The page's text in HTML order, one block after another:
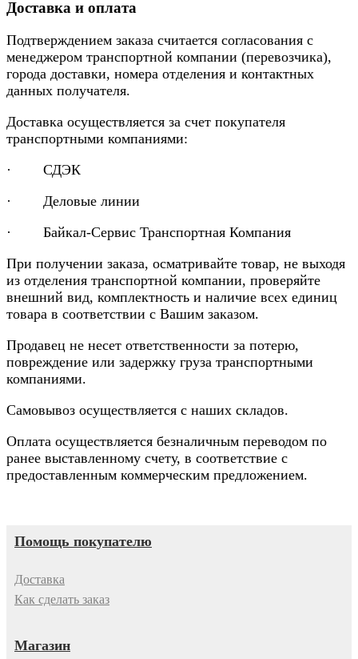
Доставка и оплата
Подтверждением заказа считается согласования с
менеджером транспортной компании (перевозчика),
города доставки, номера отделения и контактных
данных получателя.
Доставка осуществляется за счет покупателя
транспортными компаниями:
· СДЭК
· Деловые линии
· Байкал-Сервис Транспортная Компания
При получении заказа, осматривайте товар, не выходя
из отделения транспортной компании, проверяйте
внешний вид, комплектность и наличие всех единиц
товара в соответствии с Вашим заказом.
Продавец не несет ответственности за потерю,
повреждение или задержку груза транспортными
компаниями.
Самовывоз осуществляется с наших складов.
Оплата осуществляется безналичным переводом по
ранее выставленному счету, в соответствие с
предоставленным коммерческим предложением.
Помощь покупателю
Доставка
Как сделать заказ
Магазин